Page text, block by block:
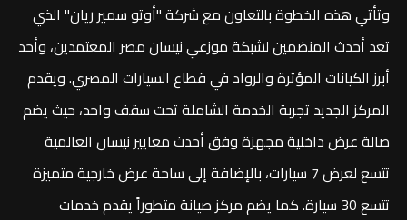
وتأتي هذه الخطوة بالتعاون مع شركة "أوتو سمير ريان" الذي
تعد أحدث المنضمين لشبكة موزعي نيسان مصر المعتمدين، وأحد
أبرز الكيانات المؤثرة والرواد في قطاع السيارات المصري. ويقدم
المركز الجديد تجربة الخدمة الشاملة تحت سقف واحد، حيث يضم
صالة عرض داخلية مجهزة وفق أحدث معايير نيسان العالمية
تتسع لعرض 7 سيارات، بالإضافة إلى ساحة عرض خارجية متميزة
تتسع 30 سيارة. كما يضم مركز صيانة متطوراً يقدم خدمات